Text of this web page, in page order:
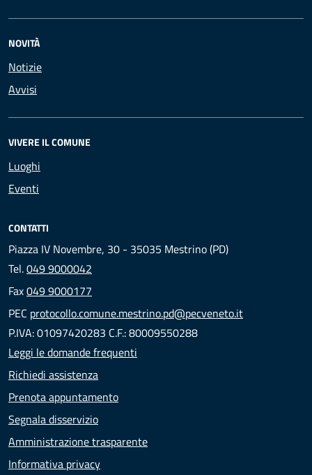
NOVITÀ
Notizie
Avvisi
VIVERE IL COMUNE
Luoghi
Eventi
CONTATTI
Piazza IV Novembre, 30 - 35035 Mestrino (PD)
Tel.049 9000042
Fax049 9000177
PEC protocollo.comune.mestrino.pd@pecveneto.it
P.IVA: 01097420283 C.F.: 80009550288
Leggi le domande frequenti
Richiedi assistenza
Prenota appuntamento
Segnala disservizio
Amministrazione trasparente
Informativa privacy